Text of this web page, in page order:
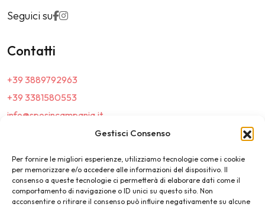
Gestisci Consenso
Per fornire le migliori esperienze, utilizziamo tecnologie come i cookie
per memorizzare e/o accedere alle informazioni del dispositivo. Il
consenso a queste tecnologie ci permetterà di elaborare dati come il
comportamento di navigazione o ID unici su questo sito. Non
acconsentire o ritirare il consenso può influire negativamente su alcune
Seguici su
Contatti
+39 3889792963
+39 3381580553
info@sposincampania.it
sposincampania@pec.it
Link
Top100